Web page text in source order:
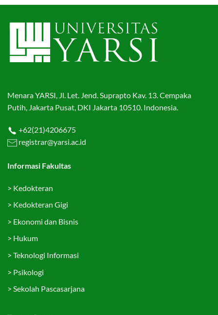
Menara YARSI, Jl. Let. Jend. Suprapto Kav. 13. Cempaka
Putih, Jakarta Pusat, DKI Jakarta 10510. Indonesia.
+62(21)4206675
registrar@yarsi.ac.id
Informasi Fakultas
> Kedokteran
> Kedokteran Gigi
> Ekonomi dan Bisnis
> Hukum
> Teknologi Informasi
> Psikologi
> Sekolah Pascasarjana